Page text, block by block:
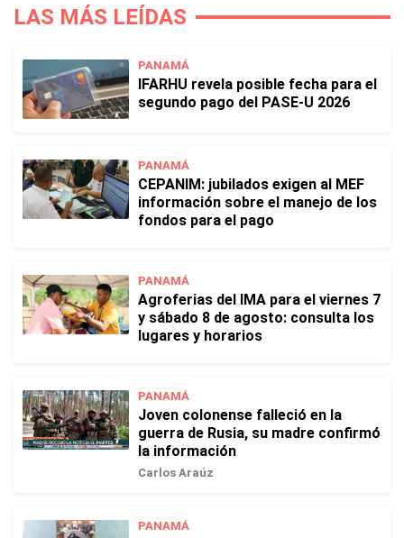
LAS MÁS LEÍDAS
PANAMÁ
IFARHU revela posible fecha para el
segundo pago del PASE-U 2026
PANAMÁ
CEPANIM: jubilados exigen al MEF
información sobre el manejo de los
fondos para el pago
PANAMÁ
Agroferias del IMA para el viernes 7
y sábado 8 de agosto: consulta los
lugares y horarios
PANAMÁ
Joven colonense falleció en la
guerra de Rusia, su madre confirmó
la información
Carlos Araúz
PANAMÁ